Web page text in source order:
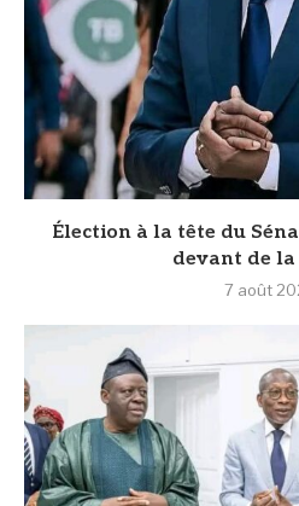
Élection à la tête du
devant de la
7 août